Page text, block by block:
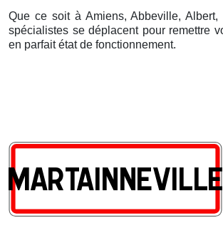
Que ce soit à Amiens, Abbeville,
spécialistes se déplacent pour remettre
en parfait état de fonctionnement.